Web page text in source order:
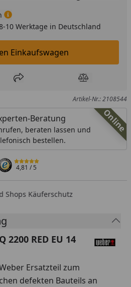
10 Werktage in Deutschland
In den Einkaufswagen legen
Einkaufswagen
hinzufügen
Teilen Produkt
Artikel-Nr.: 2108544
Online
Beratung
beraten lassen und
bestellen.
4,81/ 5
Shops Käuferschutz
2200 RED EU 14
Ersatzteil zum
defekten Bauteils an